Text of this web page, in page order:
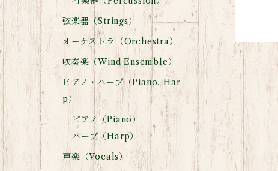
弦楽器（Strings）
オーケストラ（Orchestra）
吹奏楽（Wind Ensemble）
ピアノ・ハープ（Piano, Har
p）
ピアノ（Piano）
ハープ（Harp）
声楽（Vocals）